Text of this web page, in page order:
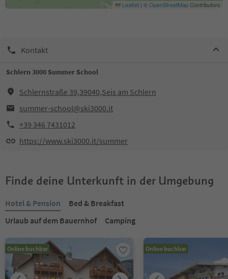
Leaflet | ©OpenStreetMapContributors
Kontakt
Schlern 3000 Summer School
Schlernstraße 39,39040,Seis am Schlern
summer-school@ski3000.it
+39 346 7431012
https://www.ski3000.it/summer
Finde deine Unterkunft in der Umgebung
Hotel & Pension
Bed & Breakfast
Urlaub auf dem Bauernhof
Camping
Online buchbar Online buchbar